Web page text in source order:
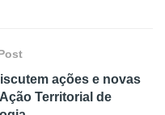
ações e novas
Territorial de